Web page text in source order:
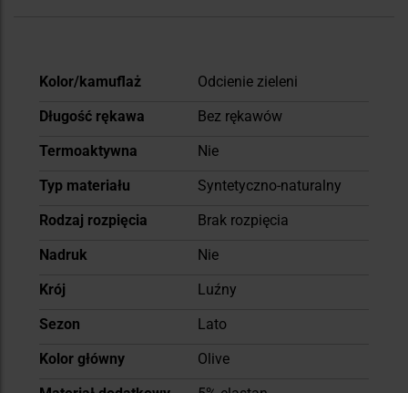
Więcej
Kolor/kamuflaż
Odcienie zieleni
Długość rękawa
Bez rękawów
Termoaktywna
Nie
Typ materiału
Syntetyczno-naturalny
Rodzaj rozpięcia
Brak rozpięcia
Nadruk
Nie
Krój
Luźny
Sezon
Lato
Kolor główny
Olive